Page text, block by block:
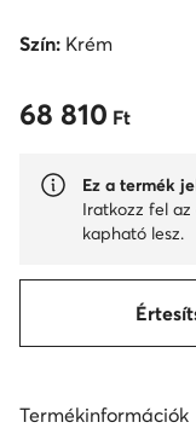
Szín: Krém
68 810 Ft
68 810 Ft
Ez a termék
Iratkozz fel az
kapható lesz.
Termékinformációk